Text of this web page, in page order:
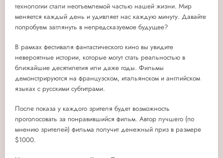
технологии стали неотъемлемой частью нашей жизни. Мир
меняется каждый день и удивляет нас каждую минуту. Давайте
попробуем заглянуть в непредсказуемое будущее?
В рамках фестиваля фантастического кино вы увидите
невероятные истории, которые могут стать реальностью в
ближайшие десятилетия или даже годы. Фильмы
демонстрируются на французском, итальянском и английском
языках с русскими субтитрами.
После показа у каждого зрителя будет возможность
проголосовать за понравившийся фильм. Автор лучшего (по
мнению зрителей) фильма получит денежный приз в размере
$1000.